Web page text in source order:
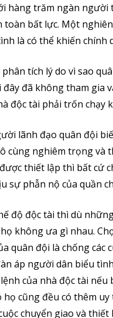
hàng trăm ngàn người
toàn bất lực. Một
là có thể khiến chính
tích lý do vì sao
đây đã không tham
độc tài phải trốn chạy
lãnh đạo quân đội
cùng nghiêm trọng và
thiết lập thì bất cứ
sự phẫn nộ của quần
độ độc tài thì dù
không ưa gì nhau.
quân đội là chống
áp người dân biểu
của nhà độc tài
họ cũng đều có thêm
chuyển giao và thiết